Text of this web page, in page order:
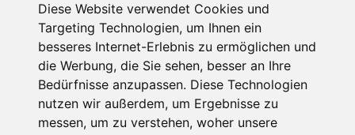
Diese Website verwendet Cookies und
Targeting Technologien, um Ihnen ein
besseres Internet-Erlebnis zu ermöglichen und
die Werbung, die Sie sehen, besser an Ihre
Bedürfnisse anzupassen. Diese Technologien
nutzen wir außerdem, um Ergebnisse zu
messen, um zu verstehen, woher unsere
META
Anmelden
Eintrags-Feed
Kommentar-Feed
WordPress.org